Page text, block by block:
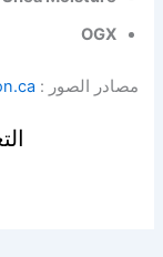
OGX
مصادر الصور :